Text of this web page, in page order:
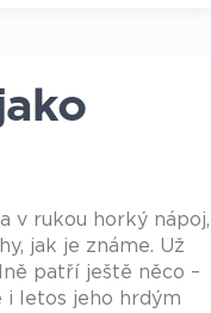
v rukou horký nápoj,
jak je známe. Už
patří ještě něco –
i letos jeho hrdým